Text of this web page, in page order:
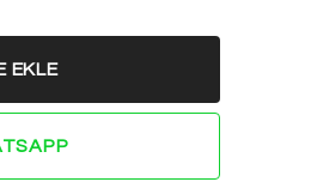
EKLE